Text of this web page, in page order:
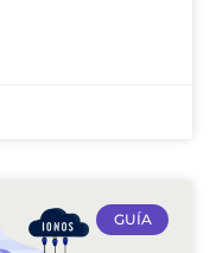
GUÍA